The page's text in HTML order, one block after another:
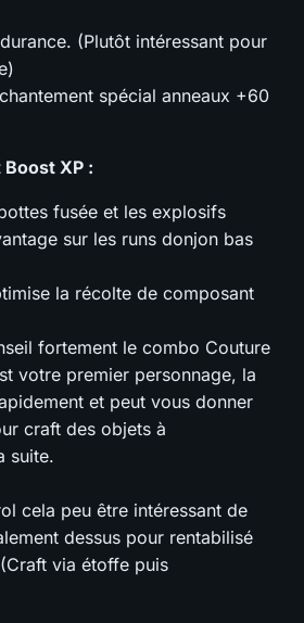
(Plutôt intéressant pour
spécial anneaux +60
XP :
fusée et les explosifs
sur les runs donjon bas
la récolte de composant
fortement le combo Couture
votre premier personnage, la
et peut vous donner
craft des objets à
suite.
cela peu être intéressant de
dessus pour rentabilisé
via étoffe puis